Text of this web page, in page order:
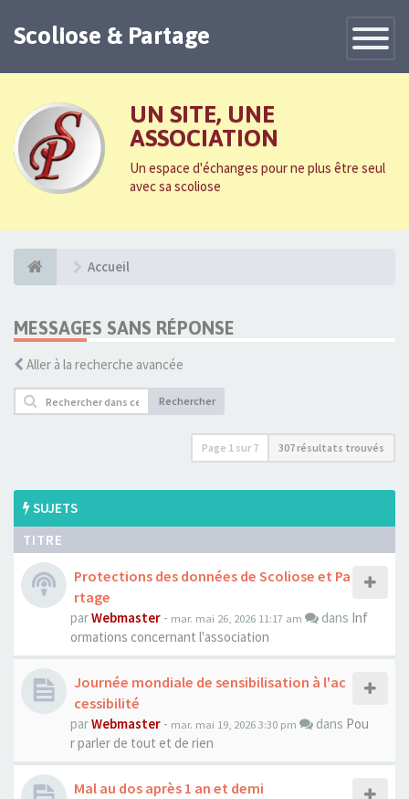
Toggle
Scoliose & Partage
UN SITE, UNE
ASSOCIATION
Un espace d'échanges pour ne plus être seul
avec sa scoliose
Accueil
MESSAGES SANS RÉPONSE
Aller à la recherche avancée
Rechercher
Page 1 sur 7 307 résultats trouvés
SUJETS
TITRE
Protections des données de Scoliose et Pa
rtage
parWebmaster - mar. mai 26, 2026 11:17 am dans Inf
ormations concernant l'association
Journée mondiale de sensibilisation à l'ac
cessibilité
parWebmaster - mar. mai 19, 2026 3:30 pm dans Pou
r parler de tout et de rien
Mal au dos après 1 an et demi